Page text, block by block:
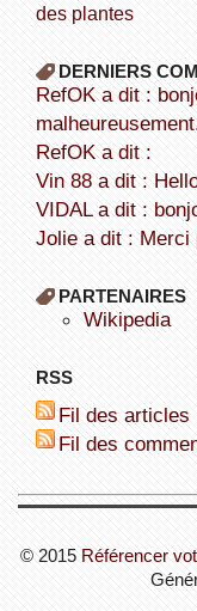
des plantes
DERNIERS
refOK a dit : bonjour, je ne peux
refOK a dit :
Vin 88 a dit :
VIDAL a dit :
Jolie a dit :
PARTENAIRES
wikipedia
RSS
Fil des articles
Fil des
© 2015 Référencer